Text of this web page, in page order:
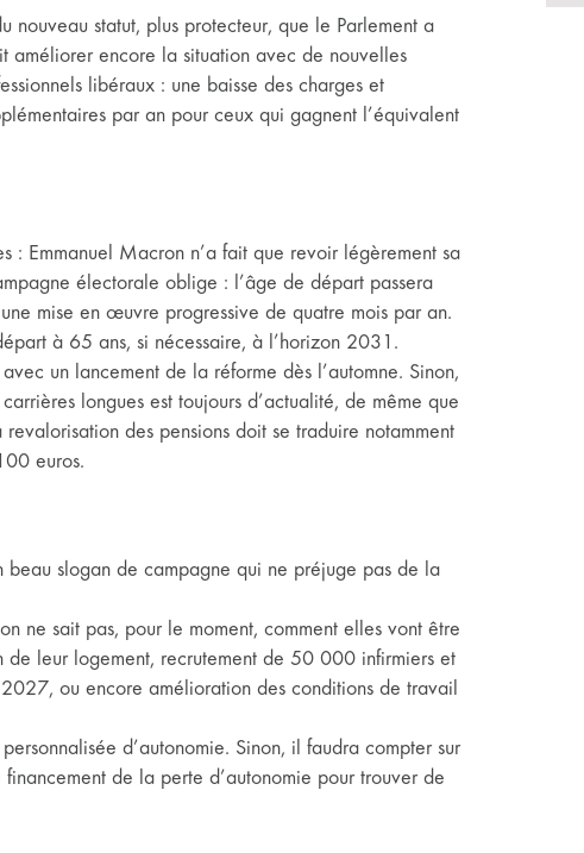
nouveau statut, plus protecteur, que le Parlement a
améliorer encore la situation avec de nouvelles
libéraux : une baisse des charges et
par an pour ceux qui gagnent l’équivalent
: Emmanuel Macron n’a fait que revoir légèrement sa
électorale oblige : l’âge de départ passera
mise en œuvre progressive de quatre mois par an.
à 65 ans, si nécessaire, à l’horizon 2031.
un lancement de la réforme dès l’automne. Sinon,
longues est toujours d’actualité, de même que
des pensions doit se traduire notamment
euros.
slogan de campagne qui ne préjuge pas de la
ne sait pas, pour le moment, comment elles vont être
de leur logement, recrutement de 50 000 infirmiers et
ou encore amélioration des conditions de travail
d’autonomie. Sinon, il faudra compter sur
de la perte d’autonomie pour trouver de